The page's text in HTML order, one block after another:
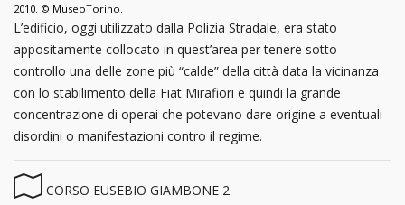
2010. © MuseoTorino.
L’edificio, oggi utilizzato dalla Polizia Stradale, era stato
appositamente collocato in quest’area per tenere sotto
controllo una delle zone più “calde” della città data la vicinanza
con lo stabilimento della Fiat Mirafiori e quindi la grande
concentrazione di operai che potevano dare origine a eventuali
disordini o manifestazioni contro il regime.
CORSO EUSEBIO GIAMBONE 2